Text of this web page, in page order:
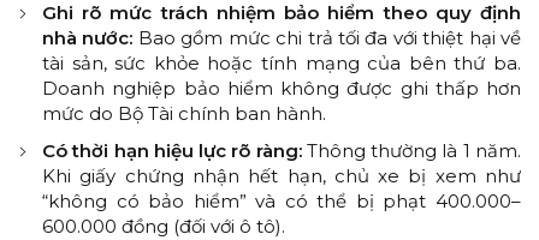
Ghi rõ mức trách nhiệm bảo hiểm theo quy định
nhà nước: Bao gồm mức chi trả tối đa với thiệt hại về
tài sản, sức khỏe hoặc tính mạng của bên thứ ba.
Doanh nghiệp bảo hiểm không được ghi thấp hơn
mức do Bộ Tài chính ban hành.
Có thời hạn hiệu lực rõ ràng: Thông thường là 1 năm.
Khi giấy chứng nhận hết hạn, chủ xe bị xem như
“không có bảo hiểm” và có thể bị phạt 400.000–
600.000 đồng (đối với ô tô).